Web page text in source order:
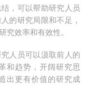
，可以帮助研究人员
的研究局限和不足，
究效率和有效性。
人员可以汲取前人的
和趋势，开阔研究思
出更有价值的研究成